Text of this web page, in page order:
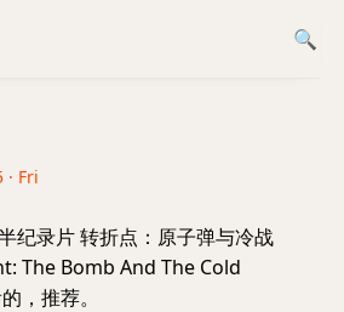
· Fri
纪录片 转折点：原子弹与冷战
The Bomb And The Cold
，推荐。